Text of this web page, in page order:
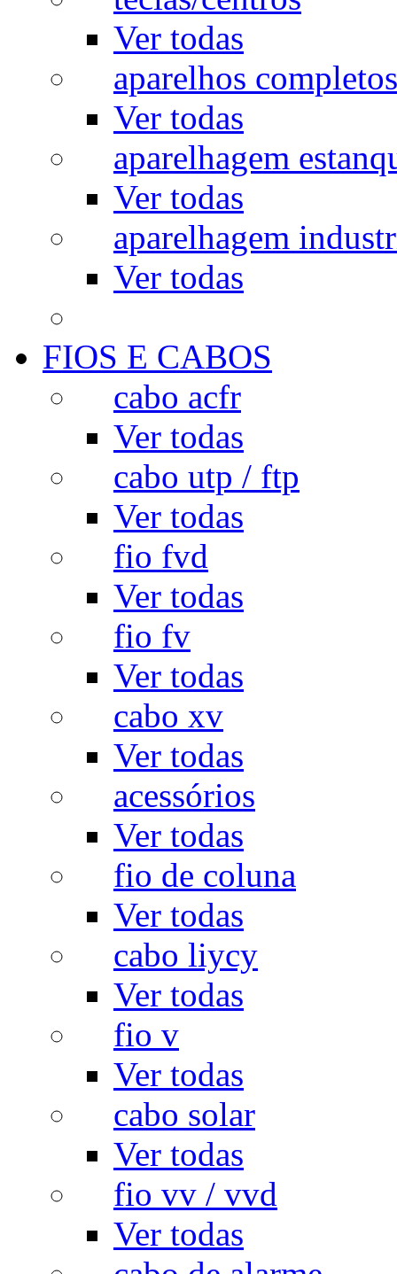
Ver todas
aparelhos completos
Ver todas
aparelhagem
Ver todas
aparelhagem
Ver todas
FIOS E CABOS
cabo acfr
Ver todas
cabo utp / ftp
Ver todas
fio fvd
Ver todas
fio fv
Ver todas
cabo xv
Ver todas
acessórios
Ver todas
fio de coluna
Ver todas
cabo liycy
Ver todas
fio v
Ver todas
cabo solar
Ver todas
fio vv / vvd
Ver todas